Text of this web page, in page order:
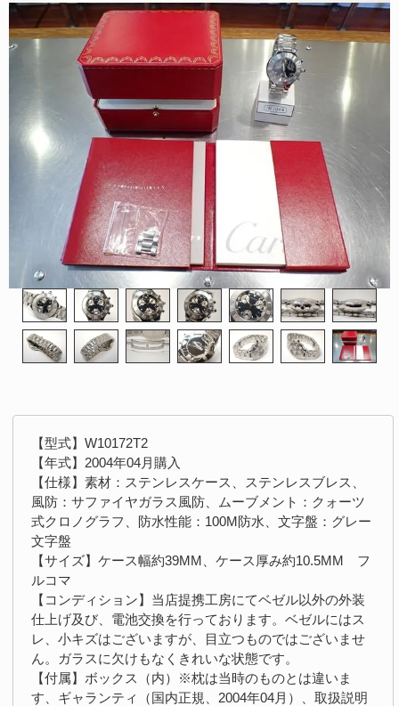
【型式】W10172T2
【年式】2004年04月購入
【仕様】素材：ステンレスケース、ステンレスブレス、
風防：サファイヤガラス風防、ムーブメント：クォーツ
式クロノグラフ、防水性能：100M防水、文字盤：グレー
文字盤
【サイズ】ケース幅約39MM、ケース厚み約10.5MM フ
ルコマ
【コンディション】当店提携工房にてベゼル以外の外装
仕上げ及び、電池交換を行っております。ベゼルにはス
レ、小キズはございますが、目立つものではございませ
ん。ガラスに欠けもなくきれいな状態です。
【付属】ボックス（内）※枕は当時のものとは違いま
す、ギャランティ（国内正規、2004年04月）、取扱説明